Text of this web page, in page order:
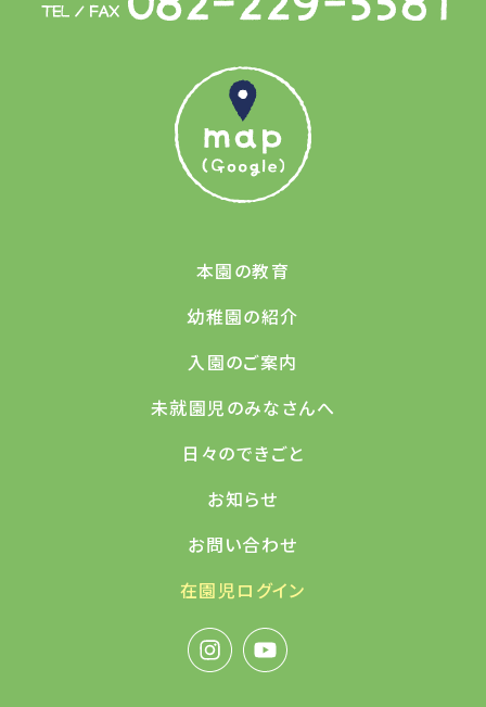
本園の教育
幼稚園の紹介
入園のご案内
未就園児のみなさんへ
日々のできごと
お知らせ
お問い合わせ
在園児ログイン